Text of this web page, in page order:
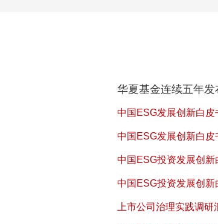
华夏基金连续五年发
中国ESG发展创新白皮
中国ESG发展创新白皮
中国ESG投资发展创新
中国ESG投资发展创新
上市公司治理实践调